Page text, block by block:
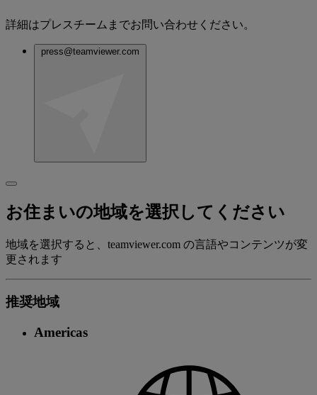
詳細はプレスチームまでお問い合わせください。
press@teamviewer.com
お住まいの地域を選択してください
地域を選択すると、teamviewer.com の言語やコンテンツが変
更されます
推奨地域
Americas